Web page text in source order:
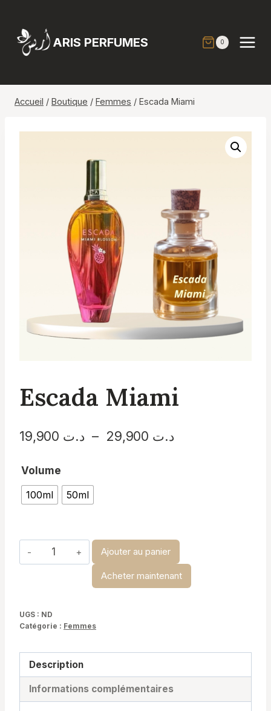
contenu
ARIS PERFUMES 0
Accueil / Boutique / Femmes / Escada Miami
Escada Miami
د.ت – د.تPlage
Volume
100ml
50ml
quantité
de
Ajouter au panier
Acheter maintenant
UGS : ND
Catégorie : Femmes
Description
Informations complémentaires